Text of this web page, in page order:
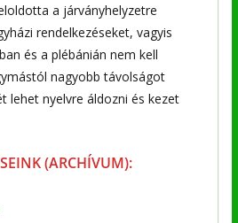
a járványhelyzetre
rendelkezéseket, vagyis
és a plébánián nem kell
nagyobb távolságot
lehet nyelvre áldozni és kezet
(ARCHÍVUM):